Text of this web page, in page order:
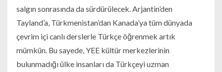
salgın sonrasında da sürdürülecek. Arjantin’den
Tayland’a, Türkmenistan’dan Kanada’ya tüm dünyada
çevrim içi canlı derslerle Türkçe öğrenmek artık
mümkün. Bu sayede, YEE kültür merkezlerinin
bulunmadığı ülke insanları da Türkçeyi uzman